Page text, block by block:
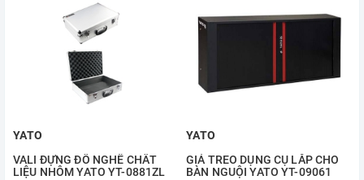
YATO
VALI ĐỰNG ĐỒ NGHỀ CHẤT
LIỆU NHÔM YATO YT-0881ZL
YATO
GIÁ TREO DỤNG CỤ LẮP CHO
BÀN NGUỘI YATO YT-09061